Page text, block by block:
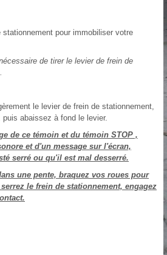
pour immobiliser votre
de tirer le levier de frein de
le levier de frein de stationnement,
abaissez à fond le levier.
de ce témoin et du témoin STOP ,
et d'un message sur l'écran,
serré ou qu'il est mal desserré.
une pente, braquez vos roues pour
le frein de stationnement, engagez